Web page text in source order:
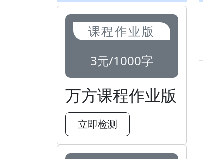
课程作业版
3元/1000字
万方课程作业版
立即检测